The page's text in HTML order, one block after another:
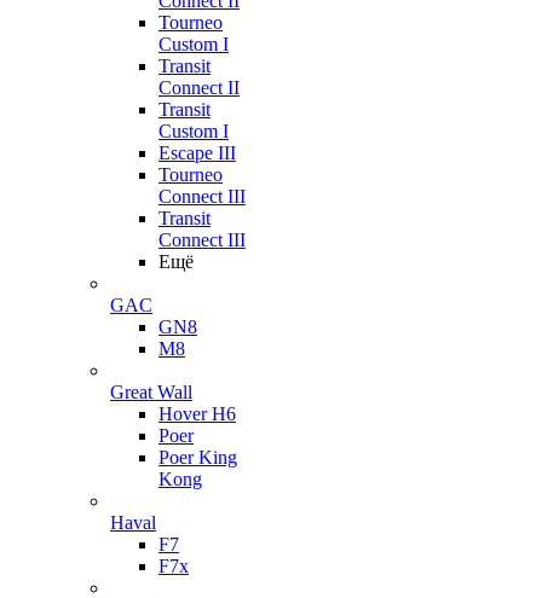
Tourneo
Custom I
Transit
Connect II
Transit
Custom I
Escape III
Tourneo
Connect III
Transit
Connect III
Ещё
GAC
GN8
M8
Great Wall
Hover H6
Poer
Poer King
Kong
Haval
F7
F7x